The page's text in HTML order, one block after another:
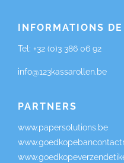
INFORMATIONS
Tel: +32 (0)3 386 06 92
info@123kassarollen.be
PARTNERS
www.papersolutions.be